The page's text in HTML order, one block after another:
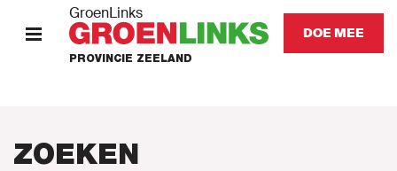
GroenLinks
PROVINCIE ZEELAND
DOE MEE
ZOEKEN
STANDPUNTEN